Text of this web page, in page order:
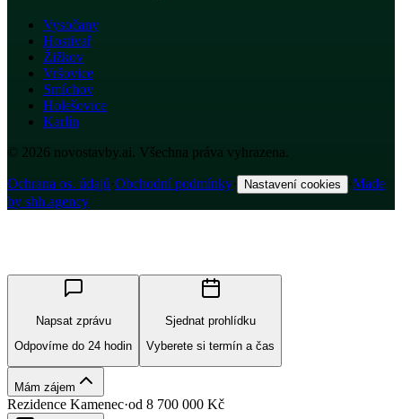
Vysočany
Hostivař
Žižkov
Vršovice
Smíchov
Holešovice
Karlín
© 2026 novostavby.ai. Všechna práva vyhrazena.
Ochrana os. údajů·Obchodní podmínky· Nastavení cookies ·Made
by shh.agency
Napsat zprávu
Odpovíme do 24 hodin
Sjednat prohlídku
Vyberete si termín a čas
Mám zájem
Rezidence Kamenec·od 8 700 000 Kč